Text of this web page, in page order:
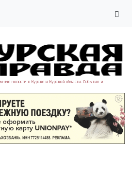
новости в Курске и Курской области. События и